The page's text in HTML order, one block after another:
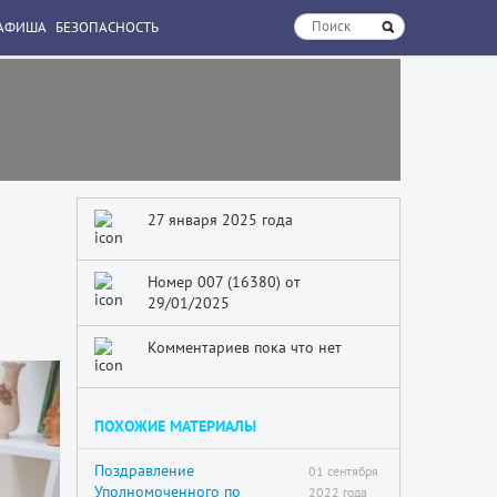
БЕЗОПАСНОСТЬ
27 января 2025 года
Номер 007 (16380) от
29/01/2025
Комментариев пока что нет
ПОХОЖИЕ МАТЕРИАЛЫ
Поздравление
Уполномоченного по
01 сентября
2022 года